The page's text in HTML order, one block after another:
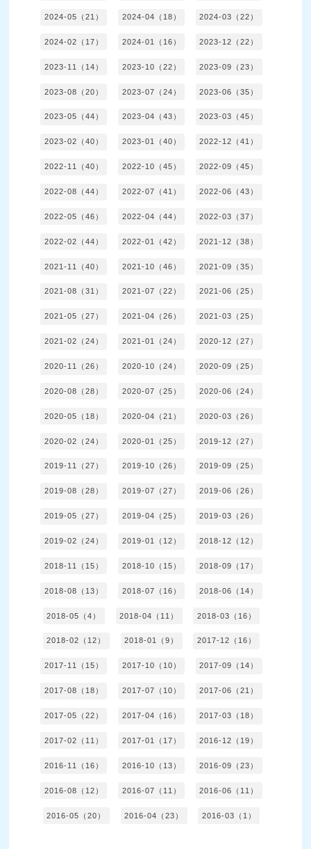
2024-05（21） 2024-04（18） 2024-03（22）
2024-02（17） 2024-01（16） 2023-12（22）
2023-11（14） 2023-10（22） 2023-09（23）
2023-08（20） 2023-07（24） 2023-06（35）
2023-05（44） 2023-04（43） 2023-03（45）
2023-02（40） 2023-01（40） 2022-12（41）
2022-11（40） 2022-10（45） 2022-09（45）
2022-08（44） 2022-07（41） 2022-06（43）
2022-05（46） 2022-04（44） 2022-03（37）
2022-02（44） 2022-01（42） 2021-12（38）
2021-11（40） 2021-10（46） 2021-09（35）
2021-08（31） 2021-07（22） 2021-06（25）
2021-05（27） 2021-04（26） 2021-03（25）
2021-02（24） 2021-01（24） 2020-12（27）
2020-11（26） 2020-10（24） 2020-09（25）
2020-08（28） 2020-07（25） 2020-06（24）
2020-05（18） 2020-04（21） 2020-03（26）
2020-02（24） 2020-01（25） 2019-12（27）
2019-11（27） 2019-10（26） 2019-09（25）
2019-08（28） 2019-07（27） 2019-06（26）
2019-05（27） 2019-04（25） 2019-03（26）
2019-02（24） 2019-01（12） 2018-12（12）
2018-11（15） 2018-10（15） 2018-09（17）
2018-08（13） 2018-07（16） 2018-06（14）
2018-05（4） 2018-04（11） 2018-03（16）
2018-02（12） 2018-01（9） 2017-12（16）
2017-11（15） 2017-10（10） 2017-09（14）
2017-08（18） 2017-07（10） 2017-06（21）
2017-05（22） 2017-04（16） 2017-03（18）
2017-02（11） 2017-01（17） 2016-12（19）
2016-11（16） 2016-10（13） 2016-09（23）
2016-08（12） 2016-07（11） 2016-06（11）
2016-05（20） 2016-04（23） 2016-03（1）